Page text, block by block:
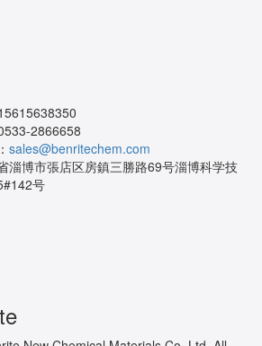
2866658
sales@benritechem.com
淄博市張店区房鎮三勝路69号淄博科学技
号